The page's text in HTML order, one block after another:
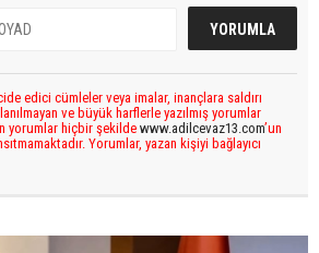
edici cümleler veya imalar, inançlara saldırı
ve büyük harflerle yazılmış yorumlar
yorumlar hiçbir şekilde www.adilcevaz13.com’un
Yorumlar, yazan kişiyi bağlayıcı